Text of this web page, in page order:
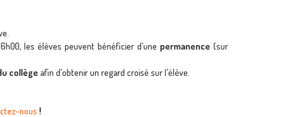
les élèves peuvent bénéficier d’une permanence (sur
collège afin d’obtenir un regard croisé sur l’élève.
nous !